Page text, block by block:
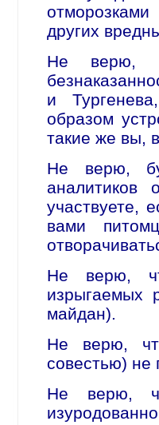
других
Не верю,
и
образом
такие же вы,
Не верю,
участвуете,
вами
Не верю,
изрыгаемых
майдан).
Не верю,
совестью) не
Не верю,